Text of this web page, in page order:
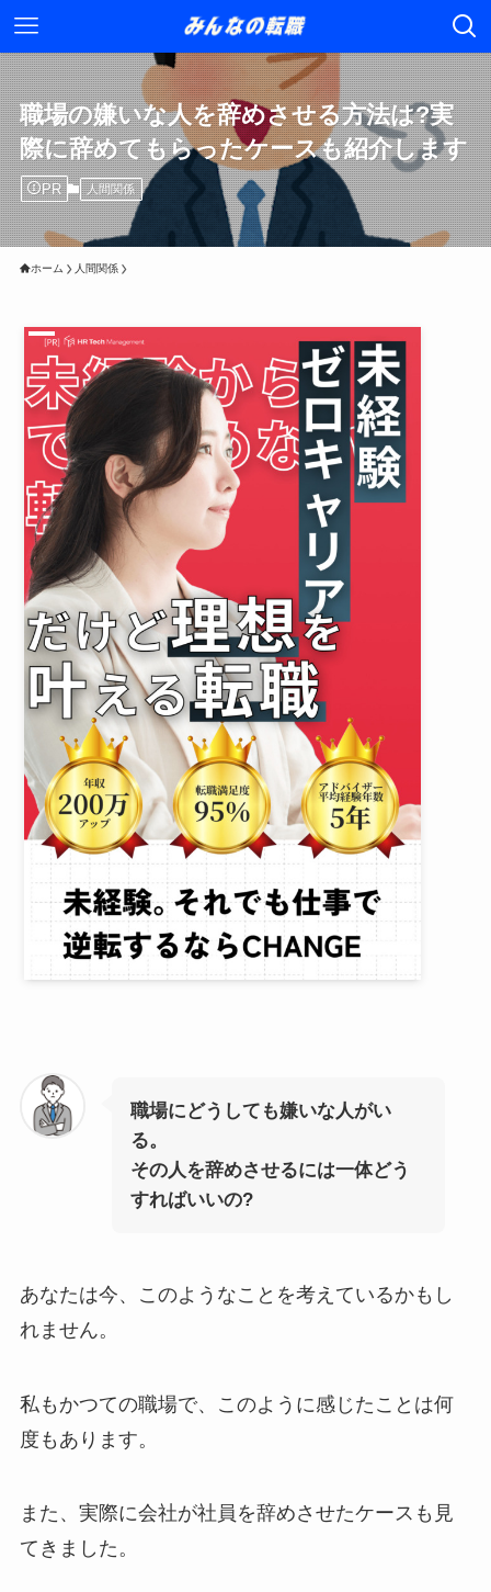
職場の嫌いな人を辞めさせる方法は?実
際に辞めてもらったケースも紹介します
PR 人間関係
ホーム 人間関係
職場にどうしても嫌いな人がい
る。
その人を辞めさせるには一体どう
すればいいの?
あなたは今、このようなことを考えているかもし
れません。
私もかつての職場で、このように感じたことは何
度もあります。
また、実際に会社が社員を辞めさせたケースも見
てきました。